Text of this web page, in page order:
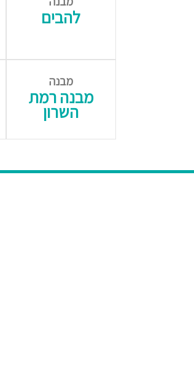
להבים
מבנה
מבנה רמת
השרון